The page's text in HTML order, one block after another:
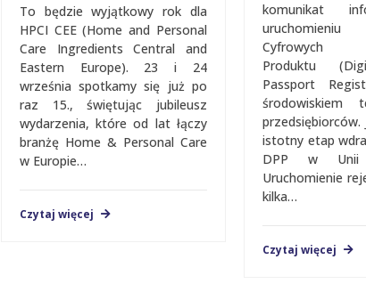
To będzie wyjątkowy rok dla
HPCI CEE (Home and Personal
Care Ingredients Central and
Eastern Europe). 23 i 24
września spotkamy się już po
raz 15., świętując jubileusz
wydarzenia, które od lat łączy
branżę Home & Personal Care
w Europie…
Czytaj więcej
komunikat
Cyfrowych
Produktu
Passport
środowiskiem
istotny etap
DPP w Unii
Uruchomienie
kilka…
Czytaj więcej